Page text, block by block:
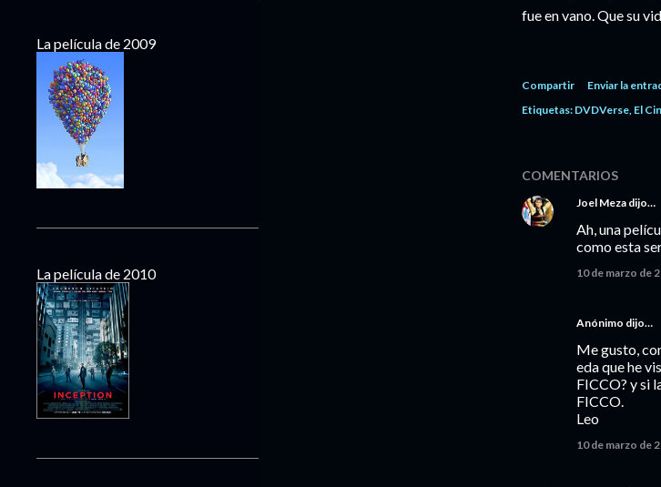
fue en vano. Que su
Compartir
Enviar la
Etiquetas: DVDVerse El
COMENTARIOS
Joel Meza dijo…
Ah, una
como esta
10 de marzo de
Anónimo dijo…
Me gusto,
eda que he
FICCO? y si
FICCO.
Leo
10 de marzo de
La película de 2009
La película de 2010